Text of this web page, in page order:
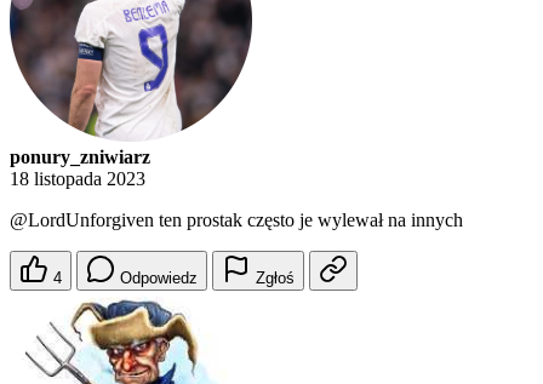
ponury_zniwiarz
18 listopada 2023
@LordUnforgiven ten prostak często je wylewał na innych
4 Odpowiedz Zgłoś